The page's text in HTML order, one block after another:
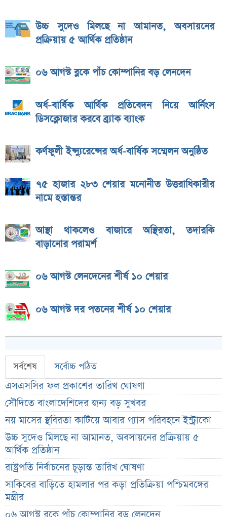
উচ্চ সুদেও মিলছে না আমানত, অবসায়নের
প্রক্রিয়ায় ৫ আর্থিক প্রতিষ্ঠান
০৬ আগস্ট ব্লকে পাঁচ কোম্পানির বড় লেনদেন
অর্ধ-বার্ষিক আর্থিক প্রতিবেদন নিয়ে আর্নিংস
ডিসক্লোজার করবে ব্র্যাক ব্যাংক
কর্ণফুলী ইন্স্যুরেন্সের অর্ধ-বার্ষিক সম্মেলন অনুষ্ঠিত
৭৫ হাজার ২৮৩ শেয়ার মনোনীত উত্তরাধিকারীর
নামে হস্তান্তর
আস্থা থাকলেও বাজারে অস্থিরতা, তদারকি
বাড়ানোর পরামর্শ
০৬ আগস্ট লেনদেনের শীর্ষ ১০ শেয়ার
০৬ আগস্ট দর পতনের শীর্ষ ১০ শেয়ার
সর্বশেষ সর্বোচ্চ পঠিত
এসএসসির ফল প্রকাশের তারিখ ঘোষণা
সৌদিতে বাংলাদেশিদের জন্য বড় সুখবর
নয় মাসের স্থবিরতা কাটিয়ে আবার গ্যাস পরিবহনে ইন্ট্রাকো
উচ্চ সুদেও মিলছে না আমানত, অবসায়নের প্রক্রিয়ায় ৫
আর্থিক প্রতিষ্ঠান
রাষ্ট্রপতি নির্বাচনের চূড়ান্ত তারিখ ঘোষণা
সাকিবের বাড়িতে হামলার পর কড়া প্রতিক্রিয়া পশ্চিমবঙ্গের
মন্ত্রীর